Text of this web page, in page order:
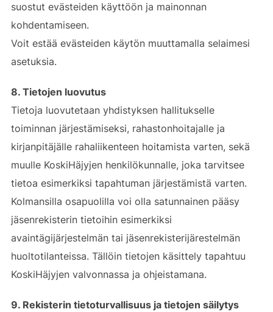
suostut evästeiden käyttöön ja mainonnan
kohdentamiseen.
Voit estää evästeiden käytön muuttamalla selaimesi
asetuksia.
8. Tietojen luovutus
Tietoja luovutetaan yhdistyksen hallitukselle
toiminnan järjestämiseksi, rahastonhoitajalle ja
kirjanpitäjälle rahaliikenteen hoitamista varten, sekä
muulle KoskiHäjyjen henkilökunnalle, joka tarvitsee
tietoa esimerkiksi tapahtuman järjestämistä varten.
Kolmansilla osapuolilla voi olla satunnainen pääsy
jäsenrekisterin tietoihin esimerkiksi
avaintägijärjestelmän tai jäsenrekisterijärestelmän
huoltotilanteissa. Tällöin tietojen käsittely tapahtuu
KoskiHäjyjen valvonnassa ja ohjeistamana.
9. Rekisterin tietoturvallisuus ja tietojen säilytys